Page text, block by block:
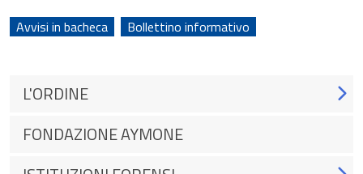
Avvisi in bacheca Bollettino informativo
L'ORDINE
FONDAZIONE AYMONE